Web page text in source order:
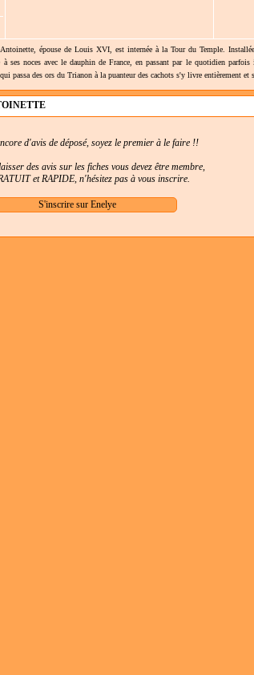
épouse de Louis XVI, est internée à la Tour du Temple.
ses noces avec le dauphin de France, en passant par le quotidien
passa des ors du Trianon à la puanteur des cachots s'y livre entièrement et
d'avis de déposé, soyez le premier à le faire !!
des avis sur les fiches vous devez être membre,
et RAPIDE, n'hésitez pas à vous inscrire.